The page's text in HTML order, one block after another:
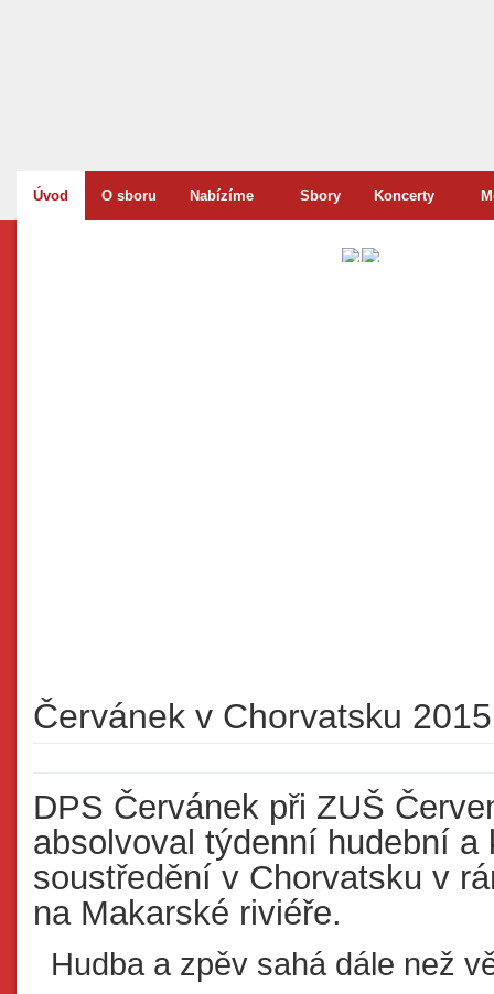
Úvod O sboru Nabízíme Sbory Koncerty
Červánek v Chorvatsku 2015
DPS Červánek při ZUŠ
absolvoval týdenní hudební a
soustředění v Chorvatsku v
na Makarské riviéře.
Hudba a zpěv sahá dále než